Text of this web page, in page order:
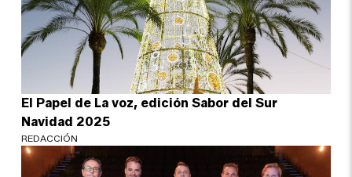
El Papel de La voz, edición Sabor del Sur
Navidad 2025
REDACCIÓN